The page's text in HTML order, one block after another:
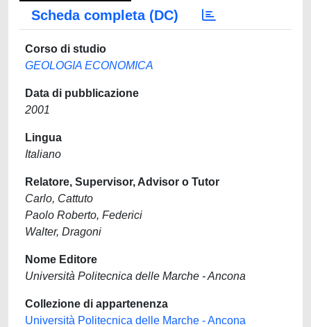
Scheda completa (DC)
Corso di studio
GEOLOGIA ECONOMICA
Data di pubblicazione
2001
Lingua
Italiano
Relatore, Supervisor, Advisor o Tutor
Carlo, Cattuto
Paolo Roberto, Federici
Walter, Dragoni
Nome Editore
Università Politecnica delle Marche - Ancona
Collezione di appartenenza
Università Politecnica delle Marche - Ancona